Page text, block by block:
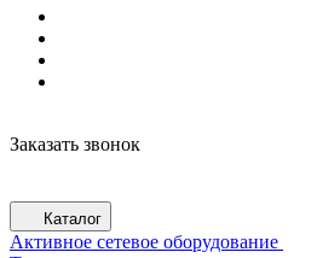
Заказать звонок
Каталог
Активное сетевое оборудование